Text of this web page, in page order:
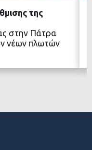
της
στην Πάτρα
νέων πλωτών